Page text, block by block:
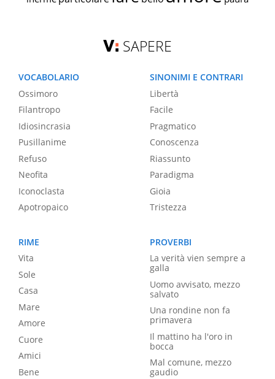
SAPERE
VOCABOLARIO
Ossimoro
Filantropo
Idiosincrasia
Pusillanime
Refuso
Neofita
Iconoclasta
Apotropaico
SINONIMI E CONTRARI
Libertà
Facile
Pragmatico
Conoscenza
Riassunto
Paradigma
Gioia
Tristezza
RIME
Vita
Sole
Casa
Mare
Amore
Cuore
Amici
Bene
PROVERBI
La verità vien sempre a
galla
Uomo avvisato, mezzo
salvato
Una rondine non fa
primavera
Il mattino ha l'oro in
bocca
Mal comune, mezzo
gaudio